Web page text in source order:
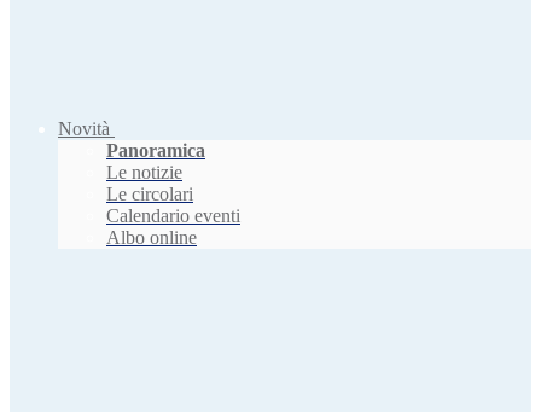
Novità
Panoramica
Le notizie
Le circolari
Calendario eventi
Albo online